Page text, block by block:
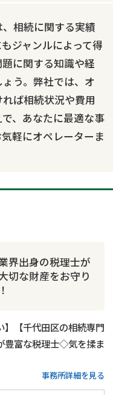
相続に関する実績
ジャンルによって得
に関する知識や経
う。弊社では、オ
ば相続状況や費用
、あなたに最適な事
軽にオペレーターま
界出身の税理士が
切な財産をお守り
】【千代田区の相続専門
豊富な税理士◇気を揉ま
事務所詳細を見る